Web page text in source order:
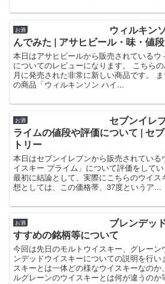
お酒
ウィルキン
んでみた | アサヒビール・味・値
本日はアサヒビールから販売されている
についてのレビューになります。 こちら
月に発売された非常に新しい商品です。
の商品「ウィルキンソン ハイ...
お酒
セブンイレ
ライムの値段や評価について | セ
トリー
本日はセブンイレブンから販売されている
イスキー プライム」について評価をして
最初に結論として、実際にこちらのウイ
想としては、この価格帯、37度というア...
お酒
ブレンデッ
すすめの銘柄等について
今回は先日のモルトウイスキー、グレー
ンデッドウイスキーについての説明を行い
スキーとは一体どの様なウイスキーなの
ルグレーンのウイスキーとは何が違うのか